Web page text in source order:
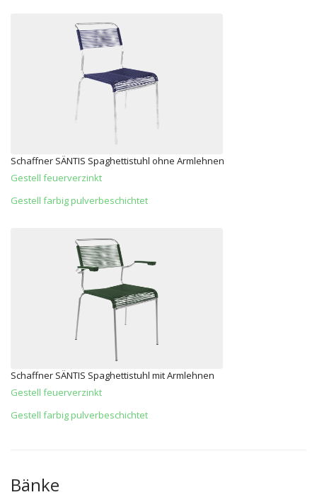
Schaffner SÄNTIS Spaghettistuhl ohne Armlehnen
Gestell feuerverzinkt
Gestell farbig pulverbeschichtet
Schaffner SÄNTIS Spaghettistuhl mit Armlehnen
Gestell feuerverzinkt
Gestell farbig pulverbeschichtet
Bänke